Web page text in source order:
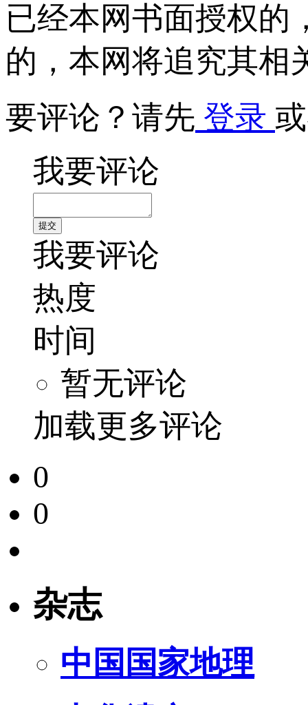
已经本网书面授权的
的，本网将追究其相
要评论？请先 登录
我要评论
我要评论
热度
时间
暂无评论
加载更多评论
0
0
杂志
中国国家地理